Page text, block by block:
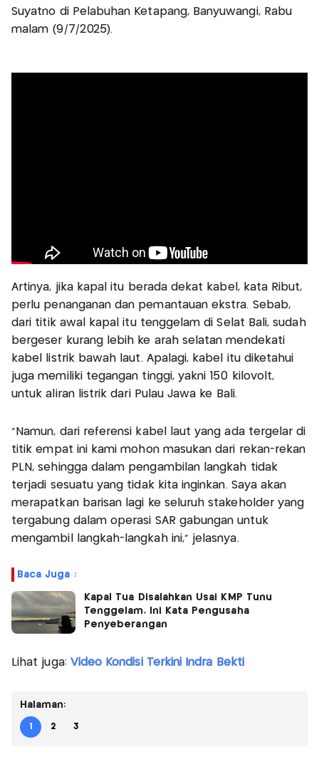
Suyatno di Pelabuhan Ketapang, Banyuwangi, Rabu
malam (9/7/2025).
Artinya, jika kapal itu berada dekat kabel, kata Ribut,
perlu penanganan dan pemantauan ekstra. Sebab,
dari titik awal kapal itu tenggelam di Selat Bali, sudah
bergeser kurang lebih ke arah selatan mendekati
kabel listrik bawah laut. Apalagi, kabel itu diketahui
juga memiliki tegangan tinggi, yakni 150 kilovolt,
untuk aliran listrik dari Pulau Jawa ke Bali.
"Namun, dari referensi kabel laut yang ada tergelar di
titik empat ini kami mohon masukan dari rekan-rekan
PLN, sehingga dalam pengambilan langkah tidak
terjadi sesuatu yang tidak kita inginkan. Saya akan
merapatkan barisan lagi ke seluruh stakeholder yang
tergabung dalam operasi SAR gabungan untuk
mengambil langkah-langkah ini," jelasnya.
Baca Juga :
Kapal Tua Disalahkan Usai KMP Tunu
Tenggelam, Ini Kata Pengusaha
Penyeberangan
Lihat juga: Video Kondisi Terkini Indra Bekti
Halaman:
1 2 3